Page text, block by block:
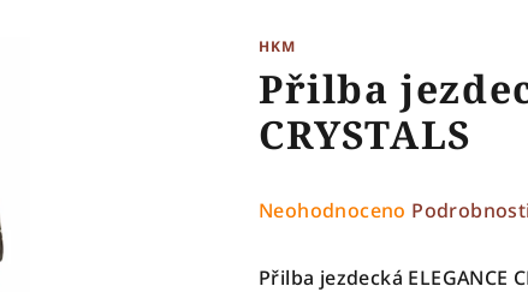
HKM
Přilba
CRYSTALS
Průměrné
produktu
Neohodnoceno
Přilba jezdecká ELEGANCE